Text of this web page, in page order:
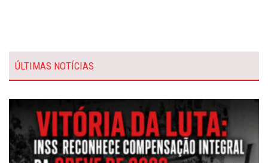
ÚLTIMAS NOTÍCIAS